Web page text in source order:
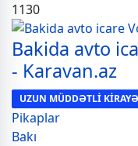
1130
Bakida avto
- Karavan.az
UZUN MÜDDƏTLİ KİRAYƏ
Pikaplar
Bakı